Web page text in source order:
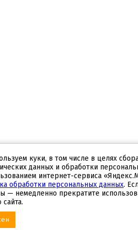
куки, в том числе в целях
данных и обработки
интернет-сервиса
обработки персональных данных.
— немедленно прекратите
сайта.